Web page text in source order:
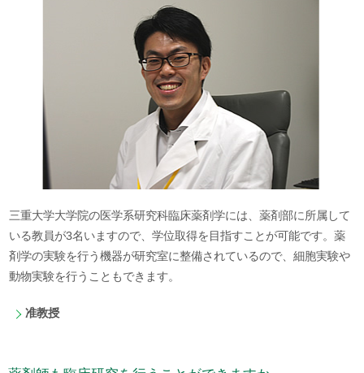
三重大学大学院の医学系研究科臨床薬剤学には、薬剤部に所属して
いる教員が3名いますので、学位取得を目指すことが可能です。薬
剤学の実験を行う機器が研究室に整備されているので、細胞実験や
動物実験を行うこともできます。
准教授